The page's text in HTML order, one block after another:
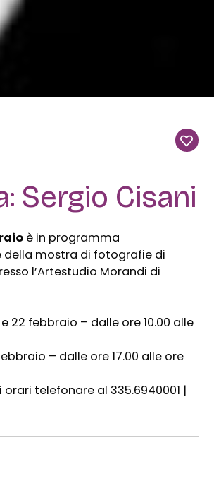
Sergio Cisani
è in programma
della mostra di fotografie di
l’Artestudio Morandi di
22 febbraio – dalle ore 10.00 alle
– dalle ore 17.00 alle ore
orari telefonare al 335.6940001 |